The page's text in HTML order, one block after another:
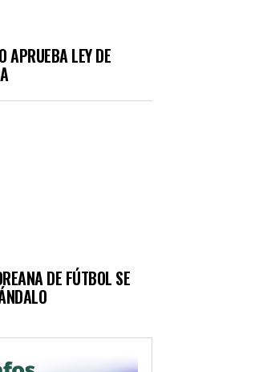
APRUEBA LEY DE
DE FÚTBOL SE